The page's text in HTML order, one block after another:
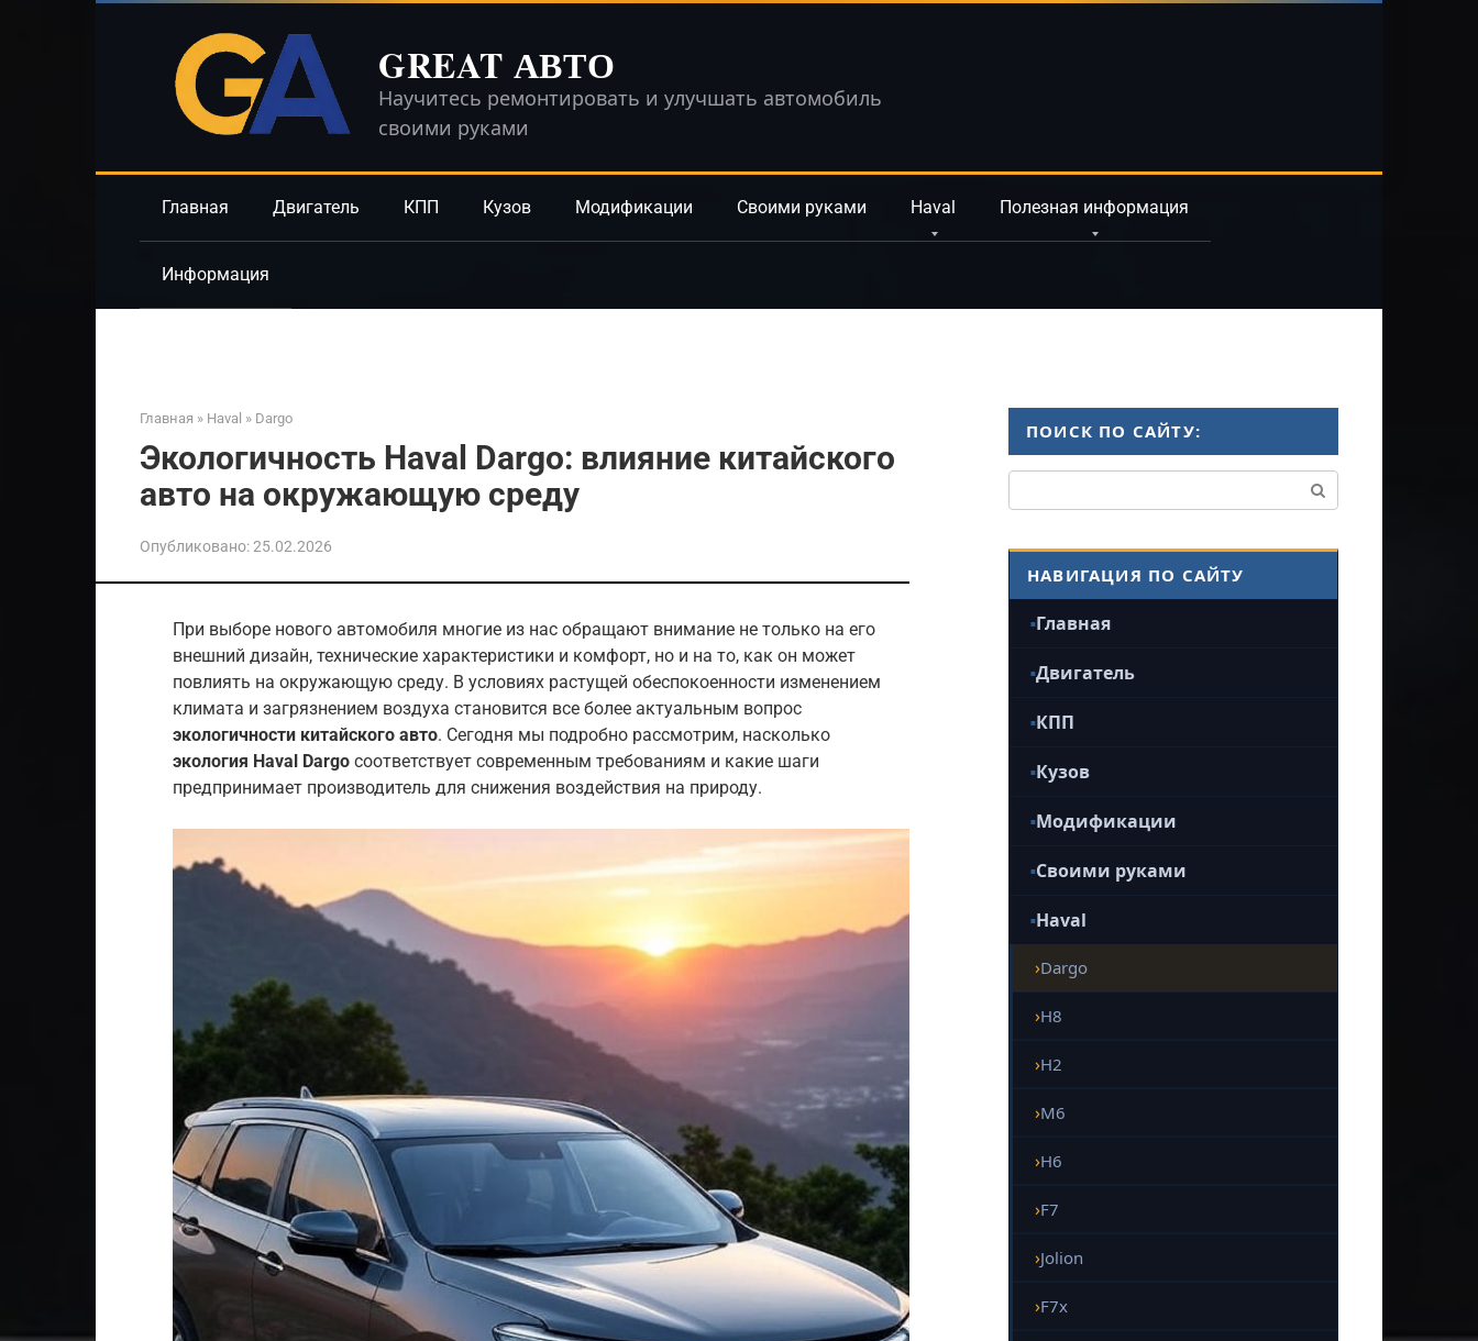
GREAT АВТО
Научитесь ремонтировать и улучшать автомобиль
своими руками
Главная Двигатель КПП Кузов Модификации Своими руками Haval Полезная информация
Информация
Главная » Haval » Dargo
Экологичность Haval Dargo: влияние китайского
авто на окружающую среду
Опубликовано:25.02.2026
При выборе нового автомобиля многие из нас обращают внимание не только на его
внешний дизайн, технические характеристики и комфорт, но и на то, как он может
повлиять на окружающую среду. В условиях растущей обеспокоенности изменением
климата и загрязнением воздуха становится все более актуальным вопрос
экологичности китайского авто. Сегодня мы подробно рассмотрим, насколько
экология Haval Dargo соответствует современным требованиям и какие шаги
предпринимает производитель для снижения воздействия на природу.
ПОИСК ПО САЙТУ:
НАВИГАЦИЯ ПО САЙТУ
Главная
Двигатель
КПП
Кузов
Модификации
Своими руками
Haval
Dargo
H8
H2
M6
H6
F7
Jolion
F7x